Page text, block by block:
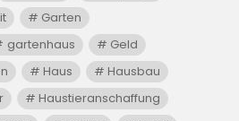
Garten
gartenhaus
Geld
Haus
Hausbau
Haustieranschaffung